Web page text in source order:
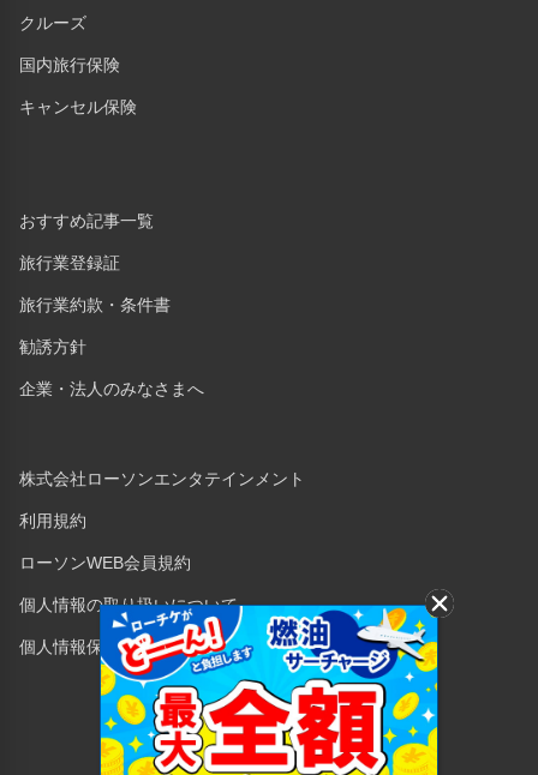
クルーズ
国内旅行保険
キャンセル保険
おすすめ記事一覧
旅行業登録証
旅行業約款・条件書
勧誘方針
企業・法人のみなさまへ
株式会社ローソンエンタテインメント
利用規約
ローソンWEB会員規約
個人情報の取り扱いについて
個人情報保護方針
Copyright © 1998 Lawson Entertainment, Inc.